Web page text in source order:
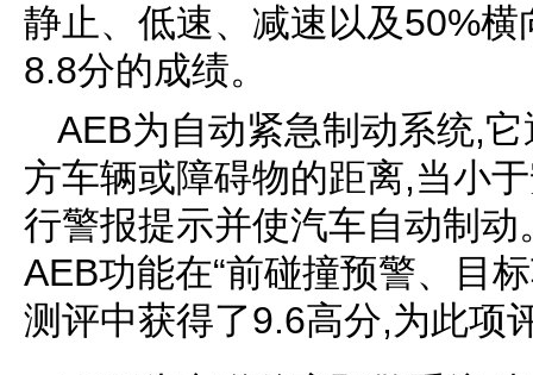
静止、低速、减速以及50%
8.8分的成绩。
AEB为自动紧急制动系统,
方车辆或障碍物的距离,当小
行警报提示并使汽车自动制
AEB功能在“前碰撞预警、目
测评中获得了9.6高分,为此项